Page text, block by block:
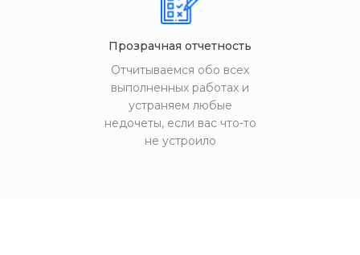
Прозрачная отчетность
Отчитываемся обо всех
выполненных работах и
устраняем любые
недочеты, если вас что-то
не устроило